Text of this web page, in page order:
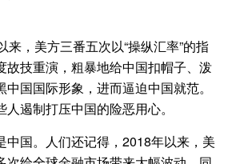
，美方三番五次以“操纵汇率”的指
故技重演，粗暴地给中国扣帽子、泼
国国际形象，进而逼迫中国就范。
遏制打压中国的险恶用心。
国。人们还记得，2018年以来，美